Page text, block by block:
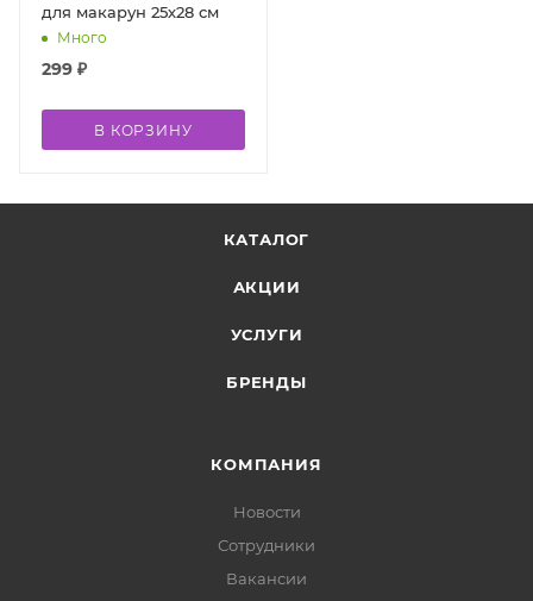
для макарун 25х28 см
Много
299 ₽
В КОРЗИНУ
КАТАЛОГ
АКЦИИ
УСЛУГИ
БРЕНДЫ
КОМПАНИЯ
Новости
Сотрудники
Вакансии